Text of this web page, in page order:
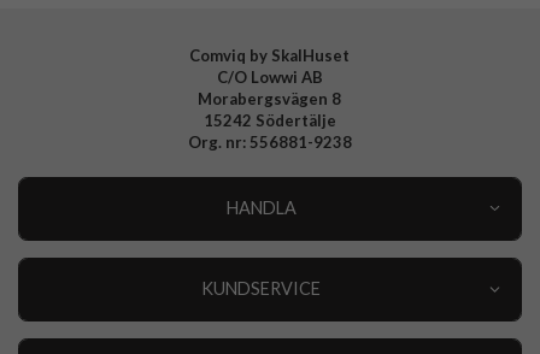
Comviq by SkalHuset
C/O Lowwi AB
Morabergsvägen 8
15242 Södertälje
Org. nr: 556881-9238
HANDLA
KUNDSERVICE